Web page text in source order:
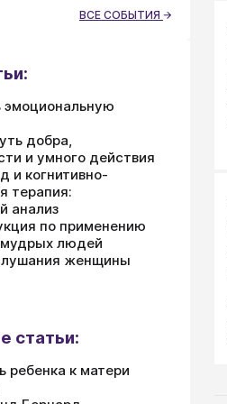
ВСЕ СОБЫТИЯ
эмоциональную
добра,
и умного действия
и когнитивно-
терапия:
анализ
по применению
людей
женщины
статьи:
ребенка к матери